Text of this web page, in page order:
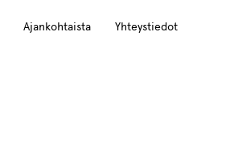
Ajankohtaista Yhteystiedot